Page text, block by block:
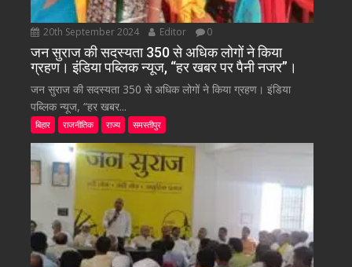
20th September 2024 Editor 0
जन सुराज की सदस्यता 350 से अधिक लोगों ने किया
ग्रहण। इंडिया पब्लिक न्यूज, “हर खबर पर पैनी नजर”।
जन सुराज की सदस्यता 350 से अधिक लोगों ने किया ग्रहण। इंडिया
पब्लिक न्यूज, “हर खबर...
बिहार राजनीतिक राज्य समस्तीपुर